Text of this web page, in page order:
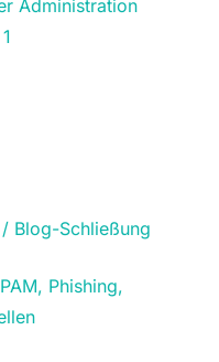
Administration
Blog-Schließung
Phishing,